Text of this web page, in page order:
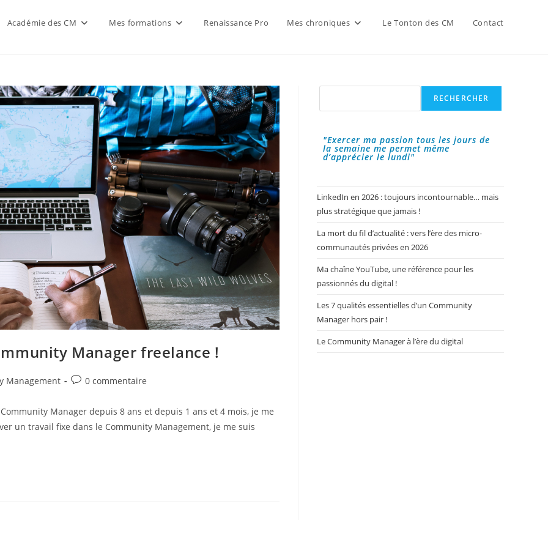
Académie des CM Mes formations Renaissance Pro Mes chroniques Le Tonton des CM Contact
Manager freelance !
Management
Commentaires
publication :
0 commentaire
Community Manager depuis 8 ans et depuis 1 ans et 4 mois, je me
un travail fixe dans le Community Management, je me suis
Rechercher
RECHERCHER
"Exercer ma passion tous les jours de
la semaine me permet même
d’apprécier le lundi"
LinkedIn en 2026 : toujours incontournable… mais
plus stratégique que jamais !
La mort du fil d’actualité : vers l’ère des micro-
communautés privées en 2026
Ma chaîne YouTube, une référence pour les
passionnés du digital !
Les 7 qualités essentielles d’un Community
Manager hors pair !
Le Community Manager à l’ère du digital